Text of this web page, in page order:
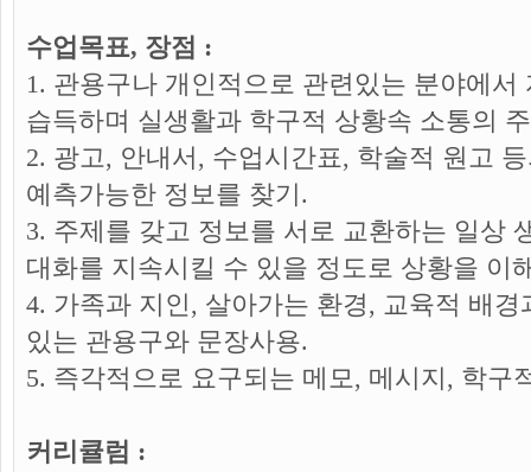
수업목표, 장점 :
1. 관용구나 개인적으로 관련있는 분야에서
습득하며 실생활과 학구적 상황속 소통의
2. 광고, 안내서, 수업시간표, 학술적 원고
예측가능한 정보를 찾기.
3. 주제를 갖고 정보를 서로 교환하는 일상
대화를 지속시킬 수 있을 정도로 상황을 이
4. 가족과 지인, 살아가는 환경, 교육적 배
있는 관용구와 문장사용.
5. 즉각적으로 요구되는 메모, 메시지, 학구
커리큘럼 :